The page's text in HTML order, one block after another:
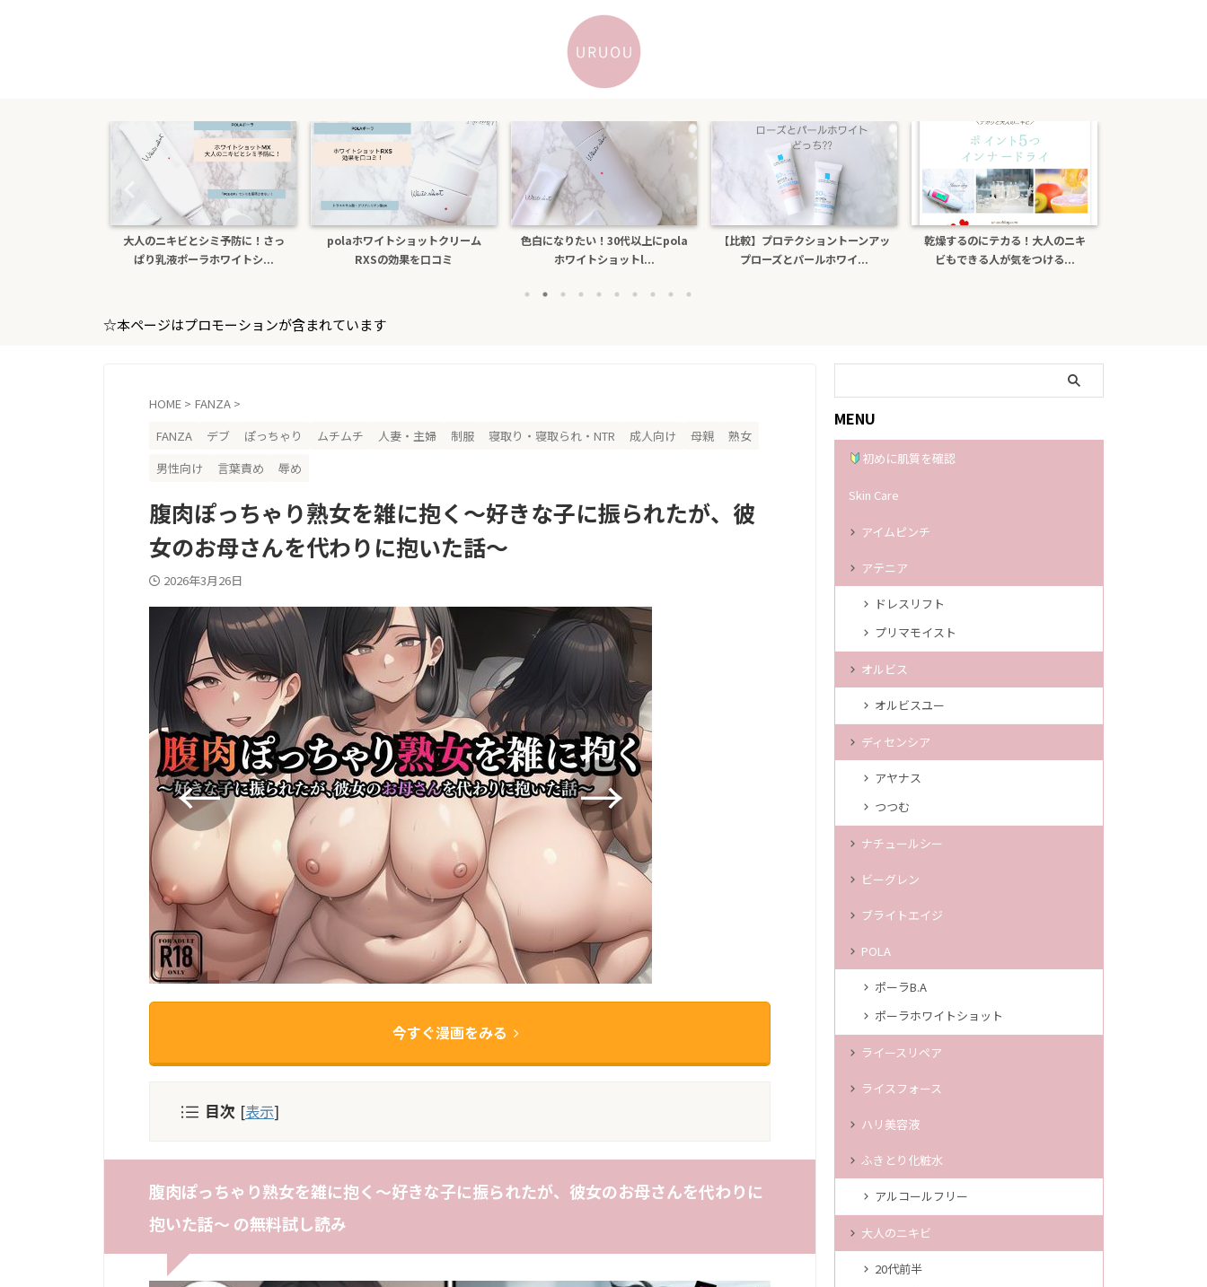
polaホワイトショットクリーム
RXSの効果を口コミ
色白になりたい！30代以上にpola
ホワイトショットl...
【比較】プロテクショントーンアッ
プローズとパールホワイ...
乾燥するのにテカる！大人のニキ
ビもできる人が気をつける...
ポーラb.aライトセレクターは偽物
がある？日焼け止め効...
☆本ページはプロモーションが含まれています
HOME > FANZA >
FANZA
デブ ぽっちゃり ムチムチ 人妻・主婦 制服 寝取り・寝取られ・NTR 成人向け 母親
熟女
男性向け
言葉責め 辱め
腹肉ぽっちゃり熟女を雑に抱く〜好きな子に振られたが、彼
女のお母さんを代わりに抱いた話〜
2026年3月26日
今すぐ漫画をみる
目次 [表示]
腹肉ぽっちゃり熟女を雑に抱く〜好きな子に振られたが、彼女のお母さんを代わりに
抱いた話〜 の無料試し読み
MENU
初めに肌質を確認
Skin Care
アイムピンチ
アテニア
ドレスリフト
プリマモイスト
オルビス
オルビスユー
ディセンシア
アヤナス
つつむ
ナチュールシー
ビーグレン
ブライトエイジ
POLA
ポーラB.A
ポーラホワイトショット
ライースリペア
ライスフォース
ハリ美容液
ふきとり化粧水
アルコールフリー
大人のニキビ
20代前半